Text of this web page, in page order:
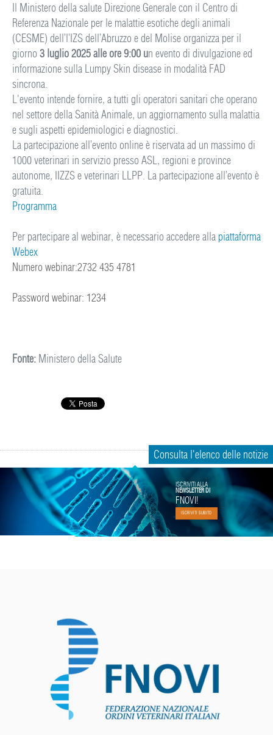
Il Ministero della salute Direzione Generale con il Centro di
Referenza Nazionale per le malattie esotiche degli animali
(CESME) dell’l’IZS dell’Abruzzo e del Molise organizza per il
giorno 3 luglio 2025 alle ore 9:00 un evento di divulgazione ed
informazione sulla Lumpy Skin disease in modalità FAD
sincrona.
L'evento intende fornire, a tutti gli operatori sanitari che operano
nel settore della Sanità Animale, un aggiornamento sulla malattia
e sugli aspetti epidemiologici e diagnostici.
La partecipazione all’evento online è riservata ad un massimo di
1000 veterinari in servizio presso ASL, regioni e province
autonome, IIZZS e veterinari LLPP. La partecipazione all’evento è
gratuita.
Programma
Per partecipare al webinar, è necessario accedere alla piattaforma
Webex
Numero webinar:2732 435 4781
Password webinar: 1234
Fonte: Ministero della Salute
Consulta l'elenco delle notizie
FNOVI!
ISCRIVITI SUBITO
ISCRIVITI ALLA
NEWSLETTER DI